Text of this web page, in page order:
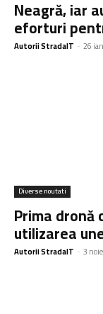
Neagră, iar
eforturi
Autorii StradaIT - 26
Diverse noutati
Prima dronă
utilizarea
Autorii StradaIT - 3